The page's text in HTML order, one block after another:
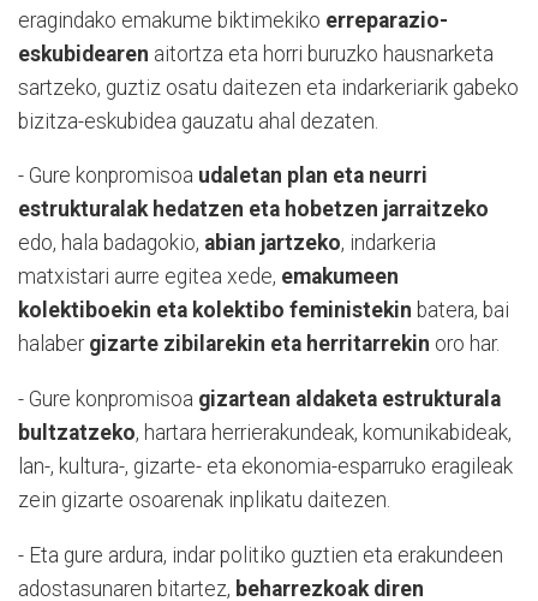
eragindako emakume biktimekiko erreparazio-
eskubidearen aitortza eta horri buruzko hausnarketa
sartzeko, guztiz osatu daitezen eta indarkeriarik gabeko
bizitza-eskubidea gauzatu ahal dezaten.
- Gure konpromisoa udaletan plan eta neurri
estrukturalak hedatzen eta hobetzen jarraitzeko
edo, hala badagokio, abian jartzeko, indarkeria
matxistari aurre egitea xede, emakumeen
kolektiboekin eta kolektibo feministekin batera, bai
halaber gizarte zibilarekin eta herritarrekin oro har.
- Gure konpromisoa gizartean aldaketa estrukturala
bultzatzeko, hartara herrierakundeak, komunikabideak,
lan-, kultura-, gizarte- eta ekonomia-esparruko eragileak
zein gizarte osoarenak inplikatu daitezen.
- Eta gure ardura, indar politiko guztien eta erakundeen
adostasunaren bitartez, beharrezkoak diren